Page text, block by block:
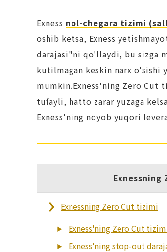
Exness nol-chegara tizimi
oshib ketsa, Exness
darajasi"ni qo'llaydi, bu sizga
kutilmagan keskin narx o'sishi
mumkin.Exness'ning Zero
tufayli, hatto zarar yuzaga
Exness'ning noyob yuqori
Exnessning Zero Cut tizimi
Exness'ning Zero Cut
Exness'ning stop-out